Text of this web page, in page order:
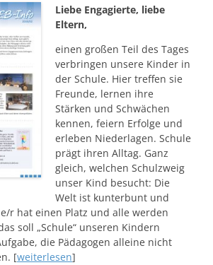
Liebe Engagierte, liebe
Eltern,
einen großen Teil des Tages
verbringen unsere Kinder in
der Schule. Hier treffen sie
Freunde, lernen ihre
Stärken und Schwächen
kennen, feiern Erfolge und
erleben Niederlagen. Schule
prägt ihren Alltag. Ganz
gleich, welchen Schulzweig
unser Kind besucht: Die
Welt ist kunterbunt und
r hat einen Platz und alle werden
soll „Schule“ unseren Kindern
die Pädagogen alleine nicht
[weiterlesen]